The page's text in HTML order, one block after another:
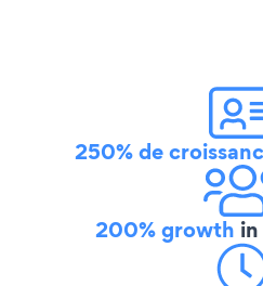
250% de
200% growth